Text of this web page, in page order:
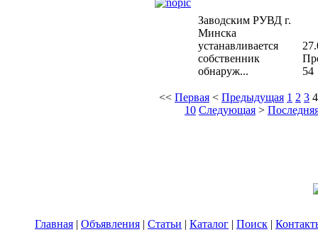
Заводским РУВД г.
Минска
устанавливается
собственник
обнаруж...
54
<< Первая < Предыдущая 1 2 3 4
10 Следующая >
Главная | Объявления | Статьи | Каталог | Поиск |